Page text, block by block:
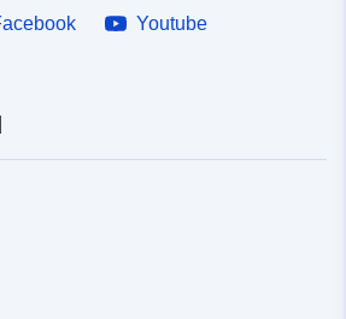
Youtube